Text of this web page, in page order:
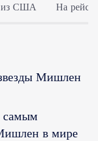
из США На
Мишлен
в мире